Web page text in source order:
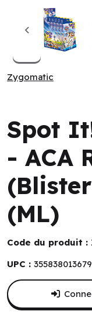
Zygomatic
Spot
- ACA
(ML)
Code du produit :
UPC :